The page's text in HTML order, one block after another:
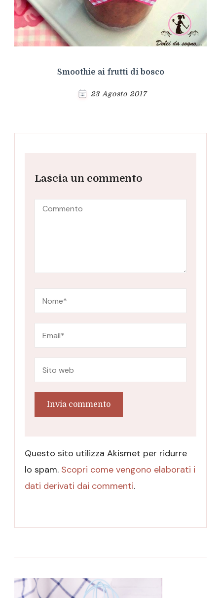
Smoothie ai frutti di bosco
23 Agosto 2017
Lascia un commento
Questo sito utilizza Akismet per ridurre
lo spam. Scopri come vengono elaborati i
dati derivati dai commenti.